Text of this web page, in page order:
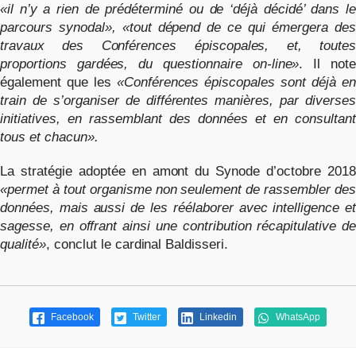
«il n’y a rien de prédéterminé ou de ‘déjà décidé’ dans le
parcours synodal», «tout dépend de ce qui émergera des
travaux des Conférences épiscopales, et, toutes
proportions gardées, du questionnaire on-line». Il note
également que les «Conférences épiscopales sont déjà en
train de s’organiser de différentes manières, par diverses
initiatives, en rassemblant des données et en consultant
tous et chacun».
La stratégie adoptée en amont du Synode d’octobre 2018
«permet à tout organisme non seulement de rassembler des
données, mais aussi de les réélaborer avec intelligence et
sagesse, en offrant ainsi une contribution récapitulative de
qualité», conclut le cardinal Baldisseri.
Facebook Twitter Linkedin WhatsApp